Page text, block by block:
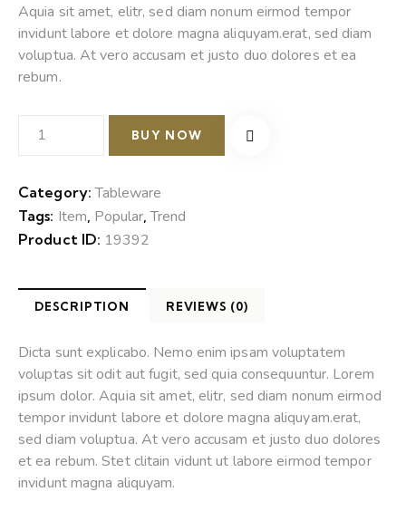
Aquia sit amet, elitr, sed diam nonum eirmod tempor
invidunt labore et dolore magna aliquyam.erat, sed diam
voluptua. At vero accusam et justo duo dolores et ea
rebum.
BUY NOW
Category:Tableware
Tags: Item Popular,Trend
Product ID: 19392
DESCRIPTION REVIEWS (0)
Dicta sunt explicabo. Nemo enim ipsam voluptatem
voluptas sit odit aut fugit, sed quia consequuntur. Lorem
ipsum dolor. Aquia sit amet, elitr, sed diam nonum eirmod
tempor invidunt labore et dolore magna aliquyam.erat,
sed diam voluptua. At vero accusam et justo duo dolores
et ea rebum. Stet clitain vidunt ut labore eirmod tempor
invidunt magna aliquyam.